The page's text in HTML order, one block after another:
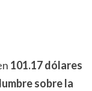
101.17 dólares
sobre la